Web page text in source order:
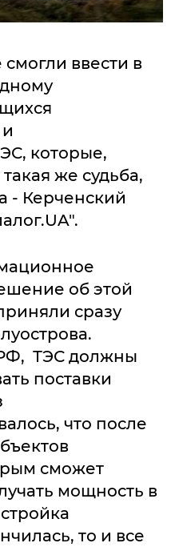
ввести в
которые,
же судьба,
- Керченский
об этой
сразу
ТЭС должны
поставки
что после
сможет
мощность в
то и все